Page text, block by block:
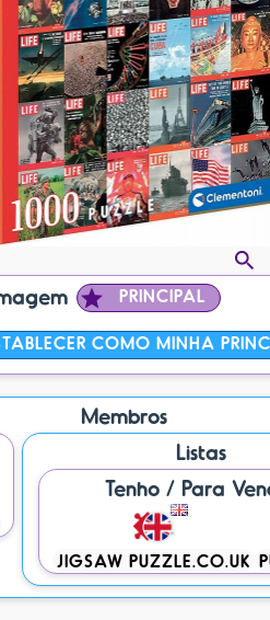
PRINCIPAL
COMO MINHA
Membros
Listas
Tenho / Para
JIGSAW PUZZLE.CO.UK